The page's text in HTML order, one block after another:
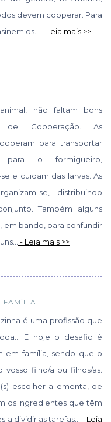
devem cooperar. Para
os... - Leia mais >>
não faltam bons
de Cooperação. As
para transportar
para o formigueiro,
e cuidam das larvas. As
se, distribuindo
Também alguns
em bando, para confundir
- Leia mais >>
FAMÍLIA
é uma profissão que
E hoje o desafio é
em família, sendo que o
vosso filho/a ou filhos/as.
escolher a ementa, de
os ingredientes que têm
a dividir as tarefas... - Leia